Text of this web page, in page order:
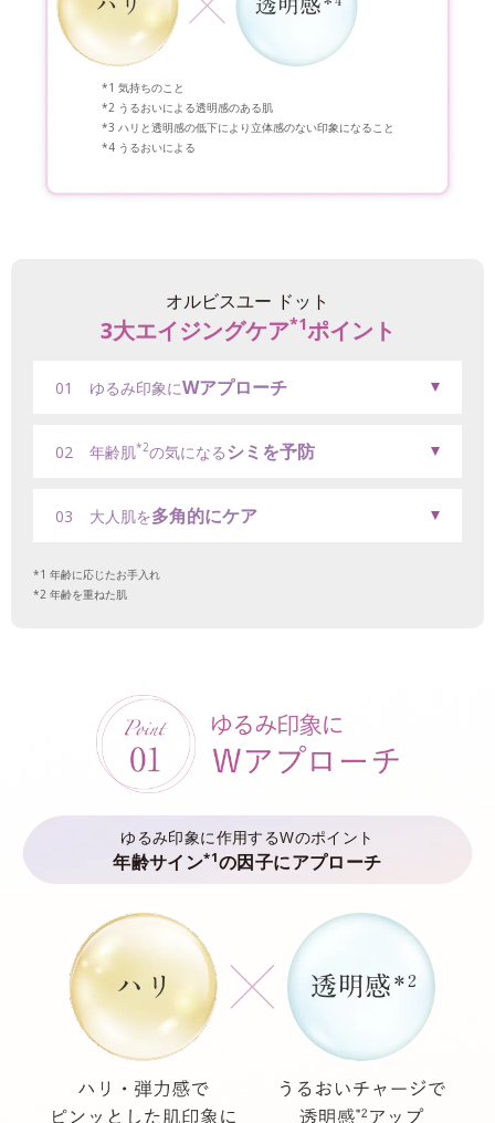
気持ちのこと
うるおいによる透明感のある肌
ハリと透明感の低下により立体感のない印象になること
うるおいによる
オルビスユー ドット
3大エイジングケア*1ポイント
01 ゆるみ印象にWアプローチ
02 年齢肌*2の気になる シミを予防
03 大人肌を多角的にケア
年齢に応じたお手入れ
年齢を重ねた肌
ゆるみ印象に作用するWのポイント
年齢サイン*1の因子にアプローチ